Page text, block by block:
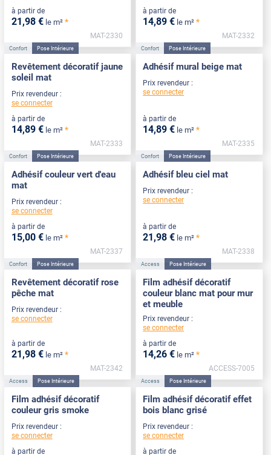
à partir de
21,98 € le m² *
MAT-2330
à partir de
14,89 € le m² *
MAT-2332
Confort Pose Intérieure
Revêtement décoratif jaune
soleil mat
Prix revendeur :
se connecter
à partir de
14,89 € le m² *
MAT-2333
Confort Pose Intérieure
Adhésif mural beige mat
Prix revendeur :
se connecter
à partir de
14,89 € le m² *
MAT-2335
Confort Pose Intérieure
Adhésif couleur vert d'eau
mat
Prix revendeur :
se connecter
à partir de
15,00 € le m² *
MAT-2337
Confort Pose Intérieure
Adhésif bleu ciel mat
Prix revendeur :
se connecter
à partir de
21,98 € le m² *
MAT-2338
Confort Pose Intérieure
Revêtement décoratif rose
pêche mat
Prix revendeur :
se connecter
à partir de
21,98 € le m² *
MAT-2342
Access Pose Intérieure
Film adhésif décoratif
couleur blanc mat pour mur
et meuble
Prix revendeur :
se connecter
à partir de
14,26 € le m² *
ACCESS-7005
Access Pose Intérieure
Film adhésif décoratif
couleur gris smoke
Prix revendeur :
se connecter
à partir de
Access Pose Intérieure
Film adhésif décoratif effet
bois blanc grisé
Prix revendeur :
se connecter
à partir de